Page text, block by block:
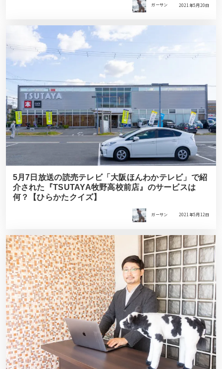
ガーサン 2021年5月20日
5月7日放送の読売テレビ「大阪ほんわかテレビ」で紹
介された『TSUTAYA牧野高校前店』のサービスは
何？【ひらかたクイズ】
ガーサン 2021年5月12日